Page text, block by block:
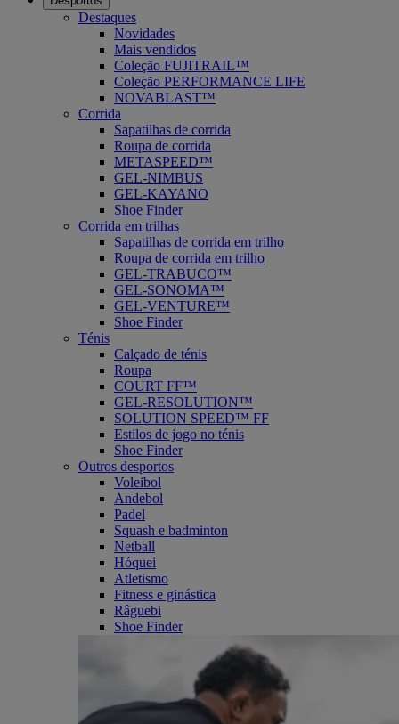
Destaques
Novidades
Mais vendidos
Coleção FUJITRAIL™
Coleção PERFORMANCE LIFE
NOVABLAST™
Corrida
Sapatilhas de corrida
Roupa de corrida
METASPEED™
GEL-NIMBUS
GEL-KAYANO
Shoe Finder
Corrida em trilhas
Sapatilhas de corrida em trilho
Roupa de corrida em trilho
GEL-TRABUCO™
GEL-SONOMA™
GEL-VENTURE™
Shoe Finder
Ténis
Calçado de ténis
Roupa
COURT FF™
GEL-RESOLUTION™
SOLUTION SPEED™ FF
Estilos de jogo no ténis
Shoe Finder
Outros desportos
Voleibol
Andebol
Padel
Squash e badminton
Netball
Hóquei
Atletismo
Fitness e ginástica
Râguebi
Shoe Finder